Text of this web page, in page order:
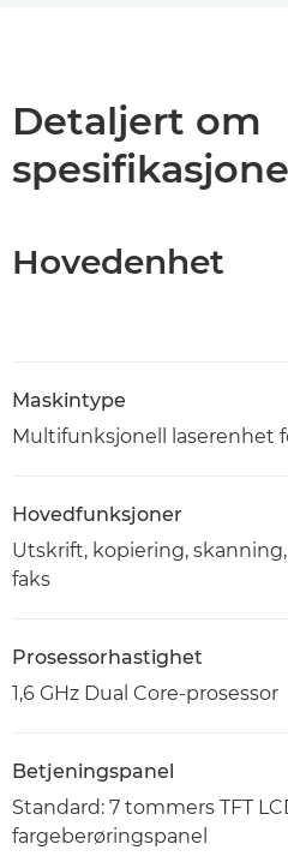
Detaljert om
Hovedenhet
Maskintype
Multifunksjonell laserenhet
Hovedfunksjoner
Utskrift, kopiering,
faks
Prosessorhastighet
1,6 GHz Dual Core-prosessor
Betjeningspanel
Standard: 7 tommers TFT
fargeberøringspanel